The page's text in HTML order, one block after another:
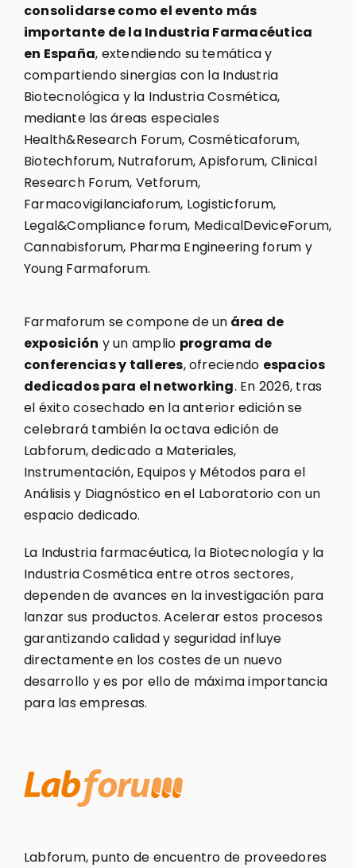
consolidarse como el evento más
importante de la Industria Farmacéutica
en España, extendiendo su temática y
compartiendo sinergias con la Industria
Biotecnológica y la Industria Cosmética,
mediante las áreas especiales
Health&Research Forum, Cosméticaforum,
Biotechforum, Nutraforum, Apisforum, Clinical
Research Forum, Vetforum,
Farmacovigilanciaforum, Logisticforum,
Legal&Compliance forum, MedicalDeviceForum,
Cannabisforum, Pharma Engineering forum y
Young Farmaforum.
Farmaforum se compone de un área de
exposición y un amplio programa de
conferencias y talleres, ofreciendo espacios
dedicados para el networking. En 2026, tras
el éxito cosechado en la anterior edición se
celebrará también la octava edición de
Labforum, dedicado a Materiales,
Instrumentación, Equipos y Métodos para el
Análisis y Diagnóstico en el Laboratorio con un
espacio dedicado.
La Industria farmacéutica, la Biotecnología y la
Industria Cosmética entre otros sectores,
dependen de avances en la investigación para
lanzar sus productos. Acelerar estos procesos
garantizando calidad y seguridad influye
directamente en los costes de un nuevo
desarrollo y es por ello de máxima importancia
para las empresas.
Labforum, punto de encuentro de proveedores